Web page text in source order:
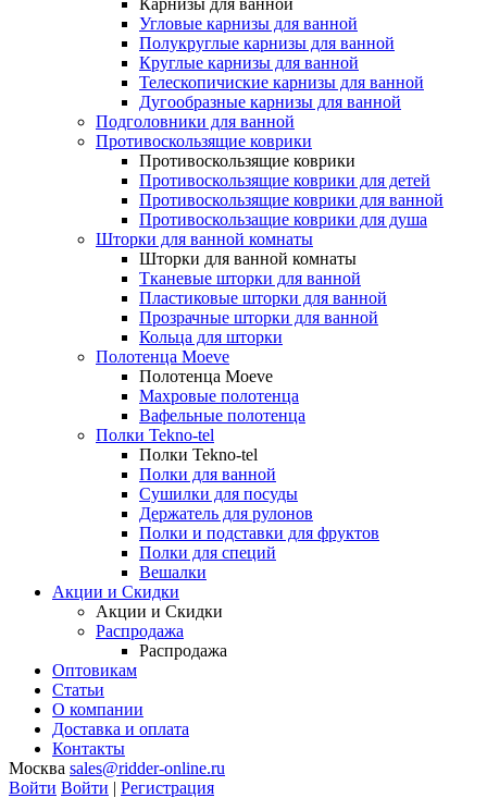
Карнизы для ванной
Угловые карнизы для ванной
Полукруглые карнизы для ванной
Круглые карнизы для ванной
Телескопичиские карнизы для ванной
Дугообразные карнизы для ванной
Подголовники для ванной
Противоскользящие коврики
Противоскользящие коврики
Противоскользящие коврики для детей
Противоскользящие коврики для ванной
Противоскользащие коврики для душа
Шторки для ванной комнаты
Шторки для ванной комнаты
Тканевые шторки для ванной
Пластиковые шторки для ванной
Прозрачные шторки для ванной
Кольца для шторки
Полотенца Moeve
Полотенца Moeve
Махровые полотенца
Вафельные полотенца
Полки Tekno-tel
Полки Tekno-tel
Полки для ванной
Сушилки для посуды
Держатель для рулонов
Полки и подставки для фруктов
Полки для специй
Вешалки
Акции и Скидки
Акции и Скидки
Распродажа
Распродажа
Оптовикам
Статьи
О компании
Доставка и оплата
Контакты
Москва sales@ridder-online.ru
Войти Войти | Регистрация